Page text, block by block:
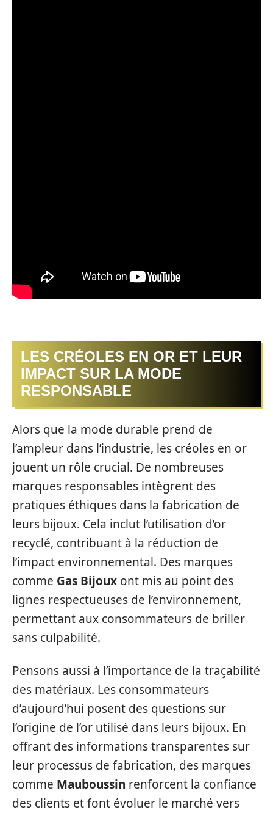
LES CRÉOLES EN OR ET LEUR
IMPACT SUR LA MODE
RESPONSABLE
Alors que la mode durable prend de
l’ampleur dans l’industrie, les créoles en or
jouent un rôle crucial. De nombreuses
marques responsables intègrent des
pratiques éthiques dans la fabrication de
leurs bijoux. Cela inclut l’utilisation d’or
recyclé, contribuant à la réduction de
l’impact environnemental. Des marques
comme Gas Bijoux ont mis au point des
lignes respectueuses de l’environnement,
permettant aux consommateurs de briller
sans culpabilité.
Pensons aussi à l’importance de la traçabilité
des matériaux. Les consommateurs
d’aujourd’hui posent des questions sur
l’origine de l’or utilisé dans leurs bijoux. En
offrant des informations transparentes sur
leur processus de fabrication, des marques
comme Mauboussin renforcent la confiance
des clients et font évoluer le marché vers